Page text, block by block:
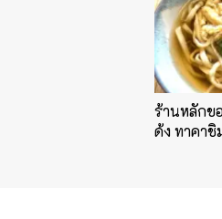
ร้านหลักข
ด้ง ทาคาชิ